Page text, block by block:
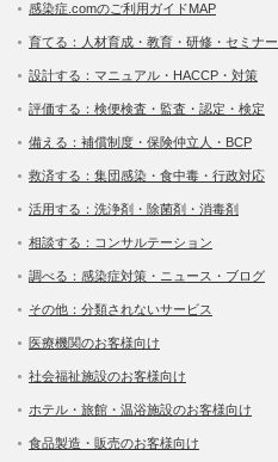
感染症.comのご利用ガイドMAP
育てる：人材育成・教育・研修・セミナー
設計する：マニュアル・HACCP・対策
評価する：検便検査・監査・認定・検定
備える：補償制度・保険仲立人・BCP
救済する：集団感染・食中毒・行政対応
活用する：洗浄剤・除菌剤・消毒剤
相談する：コンサルテーション
調べる：感染症対策・ニュース・ブログ
その他：分類されないサービス
医療機関のお客様向け
社会福祉施設のお客様向け
ホテル・旅館・温浴施設のお客様向け
食品製造・販売のお客様向け